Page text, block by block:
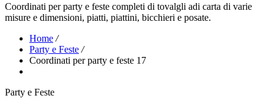
Coordinati per party e feste completi di tovalgli adi carta di varie
misure e dimensioni, piatti, piattini, bicchieri e posate.
Home /
Party e Feste /
Coordinati per party e feste 17
Party e Feste